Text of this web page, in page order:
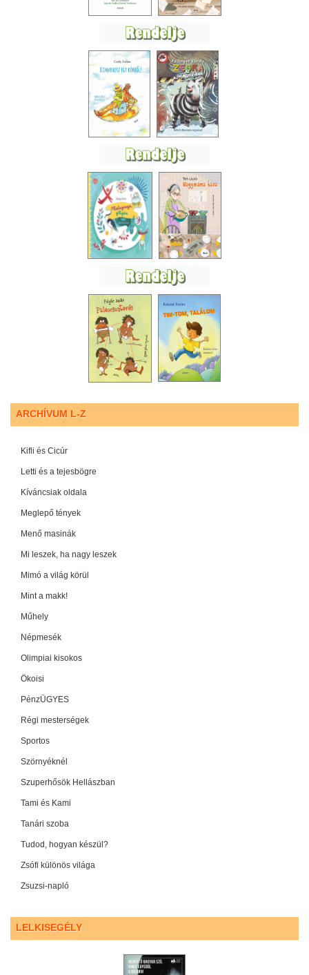
ARCHÍVUM L-Z
Kifli és Cicúr
Letti és a tejesbögre
Kíváncsiak oldala
Meglepő tények
Menő masinák
Mi leszek, ha nagy leszek
Mimó a világ körül
Mint a makk!
Műhely
Népmesék
Olimpiai kisokos
Ökoisi
PénzÜGYES
Régi mesterségek
Sportos
Szörnyéknél
Szuperhősök Hellászban
Tami és Kami
Tanári szoba
Tudod, hogyan készül?
Zsófi különös világa
Zsuzsi-napló
LELKISEGÉLY